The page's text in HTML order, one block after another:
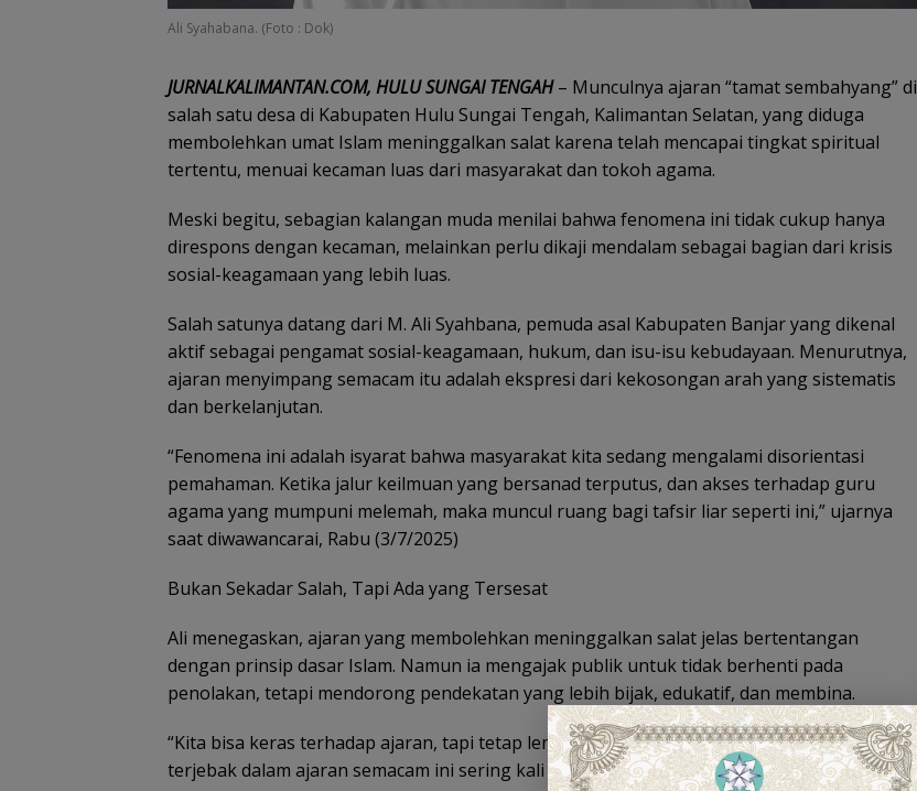
Ali Syahabana. (Foto : Dok)
JURNALKALIMANTAN.COM, HULU SUNGAI TENGAH– Munculnya ajaran “tamat sembahyang” di
salah satu desa di Kabupaten Hulu Sungai Tengah, Kalimantan Selatan, yang diduga
membolehkan umat Islam meninggalkan salat karena telah mencapai tingkat spiritual
tertentu, menuai kecaman luas dari masyarakat dan tokoh agama.
Meski begitu, sebagian kalangan muda menilai bahwa fenomena ini tidak cukup hanya
direspons dengan kecaman, melainkan perlu dikaji mendalam sebagai bagian dari krisis
sosial-keagamaan yang lebih luas.
Salah satunya datang dari M. Ali Syahbana, pemuda asal Kabupaten Banjar yang dikenal
aktif sebagai pengamat sosial-keagamaan, hukum, dan isu-isu kebudayaan. Menurutnya,
ajaran menyimpang semacam itu adalah ekspresi dari kekosongan arah yang sistematis
dan berkelanjutan.
“Fenomena ini adalah isyarat bahwa masyarakat kita sedang mengalami disorientasi
pemahaman. Ketika jalur keilmuan yang bersanad terputus, dan akses terhadap guru
agama yang mumpuni melemah, maka muncul ruang bagi tafsir liar seperti ini,” ujarnya
saat diwawancarai, Rabu (3/7/2025)
Bukan Sekadar Salah, Tapi Ada yang Tersesat
Ali menegaskan, ajaran yang membolehkan meninggalkan salat jelas bertentangan
dengan prinsip dasar Islam. Namun ia mengajak publik untuk tidak berhenti pada
penolakan, tetapi mendorong pendekatan yang lebih bijak, edukatif, dan membina.
“Kita bisa keras terhadap ajaran, tapi tetap lembut terhadap pelakunya. Mereka yang
terjebak dalam ajaran semacam ini sering kali bukan karena niat buruk, tapi karena